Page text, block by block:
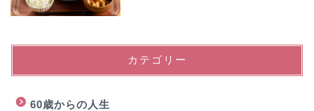
カテゴリー
60歳からの人生